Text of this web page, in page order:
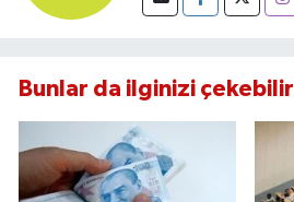
Bunlar da ilginizi çekebilir